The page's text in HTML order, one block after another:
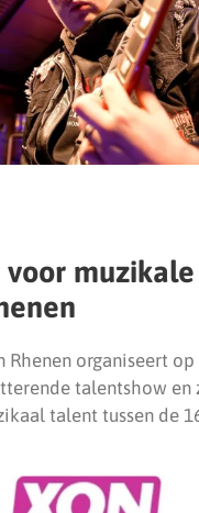
voor muzikale
Rhenen organiseert
talentshow en
talent tussen de